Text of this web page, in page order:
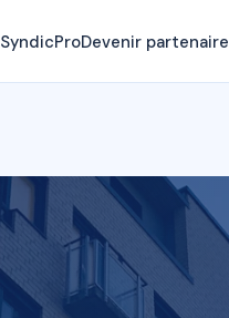
SyndicProDevenir partenaire